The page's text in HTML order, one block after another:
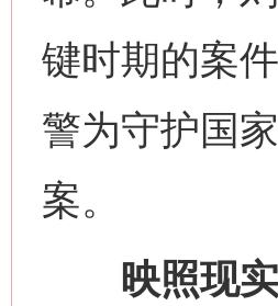
键时期的案
警为守护国
案。
映照现实